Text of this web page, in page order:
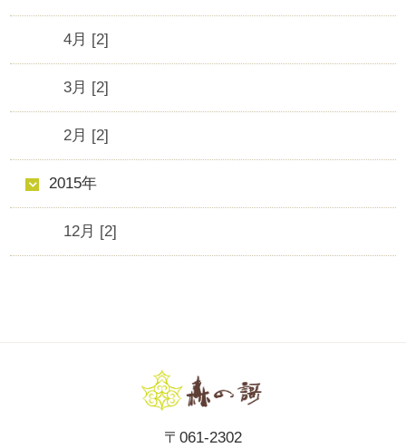
4月 [2]
3月 [2]
2月 [2]
2015年
12月 [2]
〒061-2302